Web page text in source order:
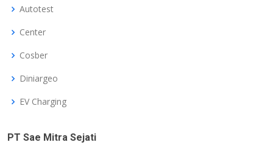
Autotest
Center
Cosber
Diniargeo
EV Charging
PT Sae Mitra Sejati